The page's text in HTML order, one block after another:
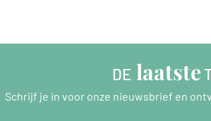
DE laatste
Schrijf je in voor onze nieuwsbrief en